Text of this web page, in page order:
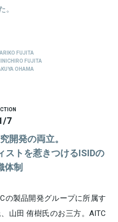
FUJITA
FUJITA
OHAMA
/7
開発の両立。
ストを惹きつけるISIDの
体制
の製品開発グループに所属す
山田 侑樹氏のお三方。AITC